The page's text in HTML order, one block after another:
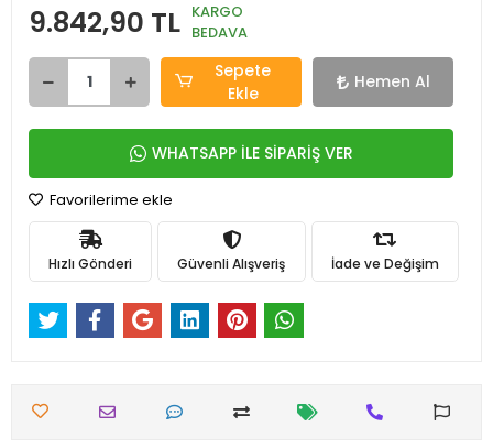
9.842,90 TL KARGO
BEDAVA
Sepete
Ekle
Hemen Al
WHATSAPP İLE SİPARİŞ VER
Favorilerime ekle
Hızlı Gönderi Güvenli Alışveriş İade ve Değişim